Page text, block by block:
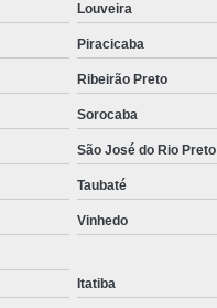
Louveira
Piracicaba
Ribeirão Preto
Sorocaba
São José do Rio Preto
Taubaté
Vinhedo
Itatiba